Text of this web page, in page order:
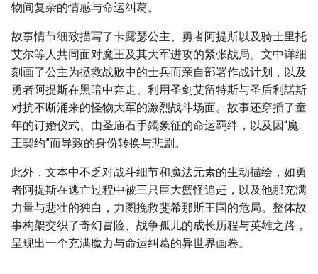
物间复杂的情感与命运纠葛。
故事情节细致描写了卡露瑟公主、勇者阿提斯以及骑士里托
艾尔等人共同面对魔王及其大军进攻的紧张战局。文中详细
刻画了公主为拯救战败中的士兵而亲自部署作战计划，以及
勇者阿提斯在黑暗中奔走、利用圣剑艾留特斯与圣盾利諾斯
对抗不断涌来的怪物大军的激烈战斗场面。故事还穿插了童
年的订婚仪式、由圣庙石手鐲象征的命运羁绊，以及因“魔
王契约”而导致的身份转换与悲剧。
此外，文本中不乏对战斗细节和魔法元素的生动描绘，如勇
者阿提斯在逃亡过程中被三只巨大蟹怪追赶，以及他那充满
力量与悲壮的独白，力图挽救斐希那斯王国的危局。整体故
事构架交织了奇幻冒险、战争孤儿的成长历程与英雄之路，
呈现出一个充满魔力与命运纠葛的异世界画卷。